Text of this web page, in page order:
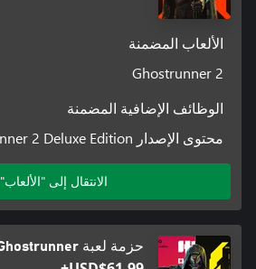
الألعاب المضمنة
Ghostrunner 2
الوظائف الإضافية المضمنة
محتوى الإصدار Ghostrunner 2 Deluxe Edition
الانتقال إلى "الألعاب"
حزمة لعبة Ghostrunner